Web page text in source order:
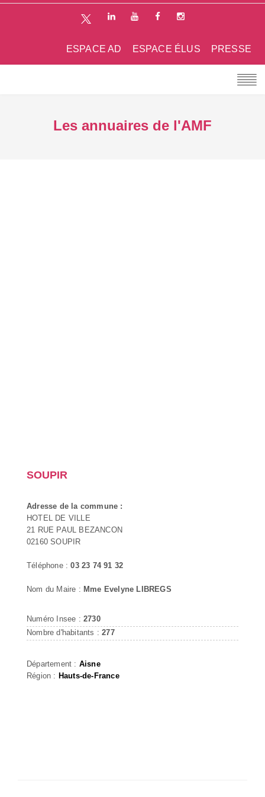
PRESSE
ESPACE ÉLUS
ESPACE AD
Les annuaires de l'AMF
SOUPIR
Adresse de la commune :
HOTEL DE VILLE
21 RUE PAUL BEZANCON
02160 SOUPIR
Téléphone :03 23 74 91 32
Nom du Maire : Mme Evelyne LIBREGS
Numéro Insee : 2730
Nombre d'habitants :277
Département : Aisne
Région : Hauts-de-France